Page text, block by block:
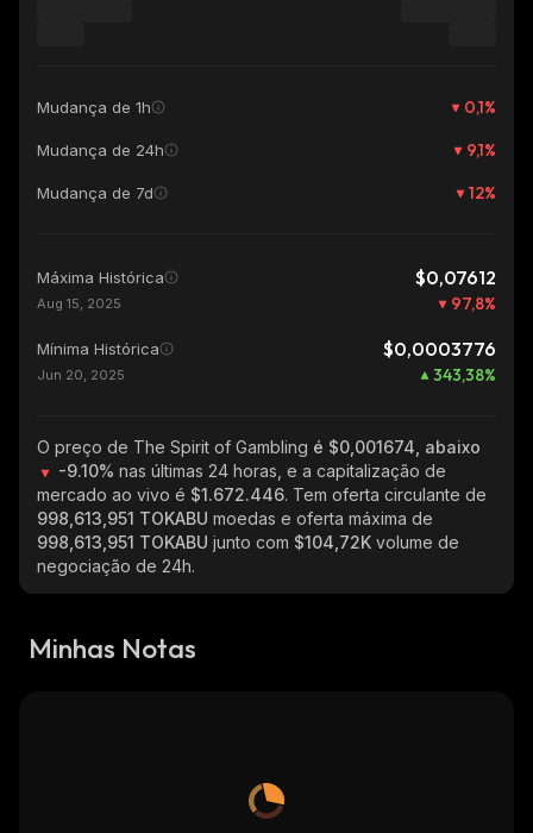
Mudança de 1h 0,1%
Mudança de 24h 9,1%
Mudança de 7d 12%
Máxima Histórica $0,07612
Aug 15, 2025 97,8%
Mínima Histórica $0,0003776
Jun 20, 2025 343,38%
O preço de The Spirit of Gambling é $0,001674, abaixo
-9.10% nas últimas 24 horas, e a capitalização de
mercado ao vivo é $1.672.446. Tem oferta circulante de
998,613,951 TOKABU moedas e oferta máxima de
998,613,951 TOKABU junto com $104,72K volume de
negociação de 24h.
Minhas Notas